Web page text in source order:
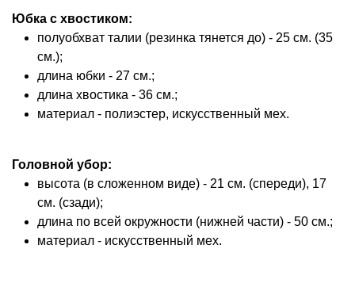
Юбка с хвостиком:
полуобхват талии (резинка тянется до) - 25 см. (35
см.);
длина юбки - 27 см.;
длина хвостика - 36 см.;
материал - полиэстер, искусственный мех.
Головной убор:
высота (в сложенном виде) - 21 см. (спереди), 17
см. (сзади);
длина по всей окружности (нижней части) - 50 см.;
материал - искусственный мех.